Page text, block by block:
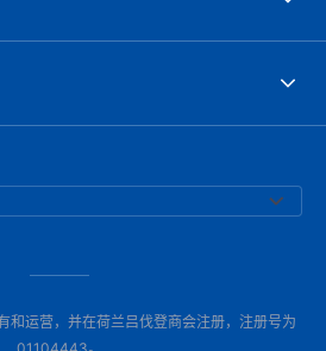
和运营，并在荷兰吕伐登商会注册，注册号为